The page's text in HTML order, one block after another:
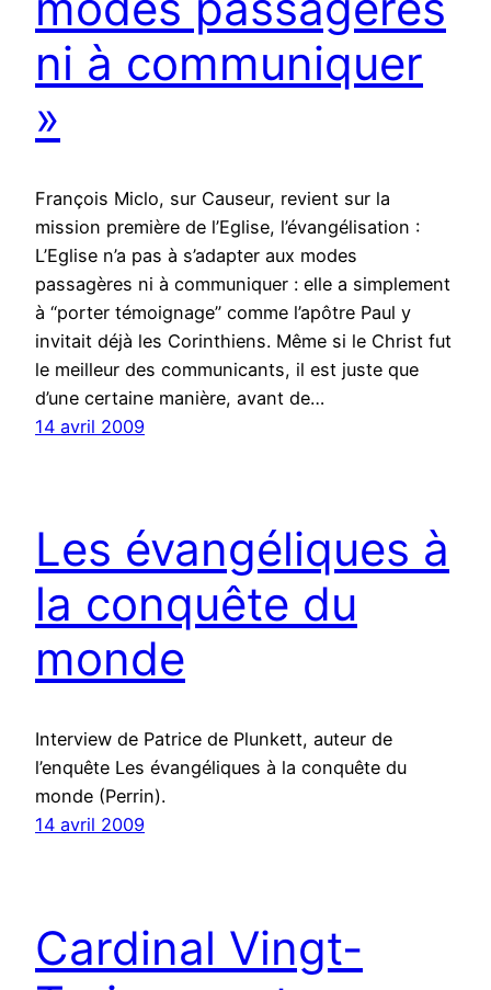
ni à communiquer
»
François Miclo, sur Causeur, revient sur la
mission première de l’Eglise, l’évangélisation :
L’Eglise n’a pas à s’adapter aux modes
passagères ni à communiquer : elle a simplement
à “porter témoignage” comme l’apôtre Paul y
invitait déjà les Corinthiens. Même si le Christ fut
le meilleur des communicants, il est juste que
d’une certaine manière, avant de…
14 avril 2009
Les évangéliques à
la conquête du
monde
Interview de Patrice de Plunkett, auteur de
l’enquête Les évangéliques à la conquête du
monde (Perrin).
14 avril 2009
Cardinal Vingt-